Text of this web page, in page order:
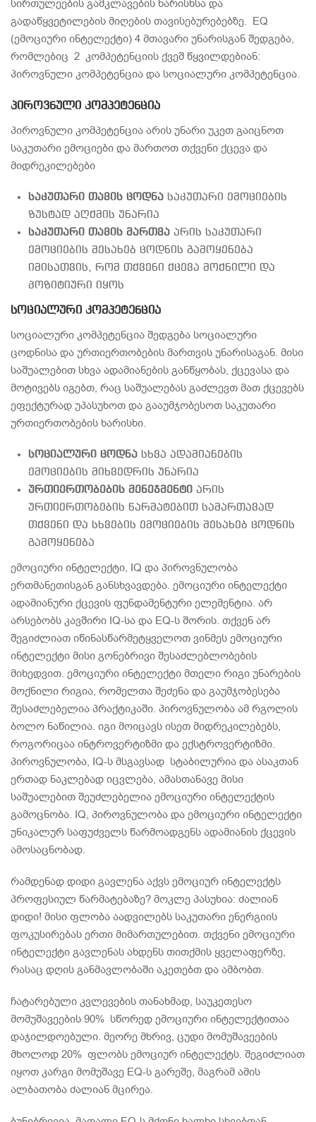
სირთულეების გამკლავების ხარისხსა და
გადაწყვეტილების მიღების თავისებურებებზე. EQ
(ემოციური ინტელექტი) 4 მთავარი უნარისგან შედგება,
რომლებიც 2 კომპეტენციის ქვეშ წყვილდებიან:
პიროვნული კომპეტენცია და სოციალური კომპეტენცია.
პიროვნული კომპეტენცია
პიროვნული კომპეტენცია არის უნარი უკეთ გაიცნოთ
საკუთარი ემოციები და მართოთ თქვენი ქცევა და
მიდრეკილებები
საკუთარი თავის ცოდნა საკუთარი ემოციების
ზუსტად აღქმის უნარია
საკუთარი თავის მართვა არის საკუთარი
ემოციების შესახებ ცოდნის გამოყენება
იმისათვის, რომ თქვენი ქცევა მოქნილი და
პოზიტიური იყოს
სოციალური კომპეტენცია
სოციალური კომპეტენცია შედგება სოციალური
ცოდნისა და ურთიერთობების მართვის უნარისაგან. მისი
საშუალებით სხვა ადამიანების განწყობას, ქცევასა და
მოტივებს იგებთ, რაც საშუალებას გაძლევთ მათ ქცევებს
ეფექტურად უპასუხოთ და გააუმჯობესოთ საკუთარი
ურთიერთობების ხარისხი.
სოციალური ცოდნა სხვა ადამიანების
ემოციების მიხვედრის უნარია
ურთიერთობების მენეჯმენტი არის
ურთიერთობების წარმატებით სამართავად
თქვენი და სხვების ემოციების შესახებ ცოდნის
გამოყენება
ემოციური ინტელექტი, IQ და პიროვნულობა
ერთმანეთისგან განსხვავდება. ემოციური ინტელექტი
ადამიანური ქცევის ფუნდამენტური ელემენტია. არ
არსებობს კავშირი IQ-სა და EQ-ს შორის. თქვენ არ
შეგიძლიათ იწინასწარმეტყველოთ ვინმეს ემოციური
ინტელექტი მისი გონებრივი შესაძლებლობების
მიხედვით. ემოციური ინტელექტი მთელი რიგი უნარების
მოქნილი რიგია, რომელთა შეძენა და გაუმჯობესება
შესაძლებელია პრაქტიკაში. პიროვნულობა ამ რგოლის
ბოლო ნაწილია. იგი მოიცავს ისეთ მიდრეკილებებს,
როგორიცაა ინტროვერტიზმი და ექსტროვერტიზმი.
პიროვნულობა, IQ-ს მსგავსად სტაბილურია და ასაკთან
ერთად ნაკლებად იცვლება, ამასთანავე მისი
საშუალებით შეუძლებელია ემოციური ინტელექტის
გამოცნობა. IQ, პიროვნულობა და ემოციური ინტელექტი
უნიკალურ საფუძველს წარმოადგენს ადამიანის ქცევის
ამოსაცნობად.
რამდენად დიდი გავლენა აქვს ემოციურ ინტელექტს
პროფესიულ წარმატებაზე? მოკლე პასუხია: ძალიან
დიდი! მისი ფლობა აადვილებს საკუთარი ენერგიის
ფოკუსირებას ერთი მიმართულებით. თქვენი ემოციური
ინტელექტი გავლენას ახდენს თითქმის ყველაფერზე,
რასაც დღის განმავლობაში აკეთებთ და ამბობთ.
ჩატარებული კვლევების თანახმად, საუკეთესო
მომუშავეების 90% სწორედ ემოციური ინტელექტითაა
დაჯილდოებული. მეორე მხრივ, ცუდი მომუშავეების
მხოლოდ 20% ფლობს ემოციურ ინტელექტს. შეგიძლიათ
იყოთ კარგი მომუშავე EQ-ს გარეშე, მაგრამ ამის
ალბათობა ძალიან მცირეა.